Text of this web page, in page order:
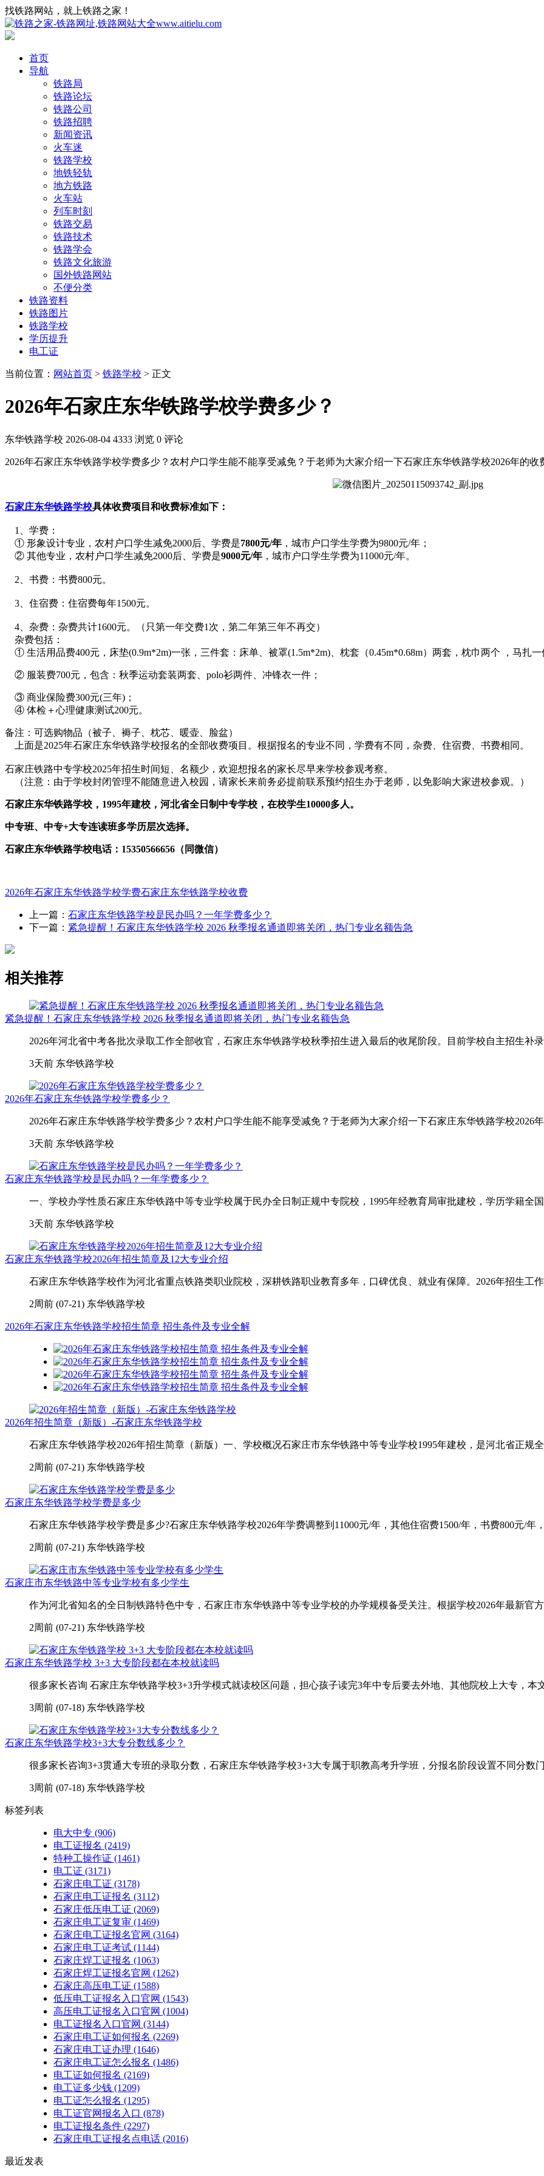
找铁路网站，就上铁路之家！
首页
导航
铁路局
铁路论坛
铁路公司
铁路招聘
新闻资讯
火车迷
铁路学校
地铁轻轨
地方铁路
火车站
列车时刻
铁路交易
铁路技术
铁路学会
铁路文化旅游
国外铁路网站
不便分类
铁路资料
铁路图片
铁路学校
学历提升
电工证
当前位置： 网站首页 > 铁路学校 > 正文
2026年石家庄东华铁路学校学费多少？
东华铁路学校 2026-08-04 4333 浏览 0 评论
2026年石家庄东华铁路学校学费多少？农村户口学生能不能享受减免？于老师为大家介绍一下石家庄东华铁路学校2026年的收
石家庄东华铁路学校具体收费项目和收费标准如下：
1、学费：
① 形象设计专业，农村户口学生减免2000后、学费是7800元/年 ，城市户口学生学费为9800元/年；
② 其他专业，农村户口学生减免2000后、学费是9000元/年 ，城市户口学生学费为11000元/年。
2、书费：书费800元。
3、住宿费：住宿费每年1500元。
4、杂费：杂费共计1600元。（只第一年交费1次，第二年第三年不再交）
杂费包括：
① 生活用品费400元，床垫(0.9m*2m)一张，三件套：床单、被罩(1.5m*2m)、枕套（0.45m*0.68m）两套，枕巾两个 ，马扎
② 服装费700元，包含：秋季运动套装两套、polo衫两件、冲锋衣一件；
③ 商业保险费300元(三年)；
④ 体检＋心理健康测试200元。
备注：可选购物品（被子、褥子、枕芯、暖壶、脸盆）
上面是2025年石家庄东华铁路学校报名的全部收费项目。根据报名的专业不同，学费有不同，杂费、住宿费、书费相同。
石家庄铁路中专学校2025年招生时间短、名额少，欢迎想报名的家长尽早来学校参观考察。
（注意：由于学校封闭管理不能随意进入校园，请家长来前务必提前联系预约招生办于老师，以免影响大家进校参观。）
石家庄东华铁路学校，1995年建校，河北省全日制中专学校，在校学生10000多人。
中专班、中专+大专连读班多学历层次选择。
石家庄东华铁路学校电话：15350566656（同微信）
2026年石家庄东华铁路学校学费石家庄东华铁路学校收费
上一篇： 石家庄东华铁路学校是民办吗？一年学费多少？
下一篇： 紧急提醒！石家庄东华铁路学校 2026 秋季报名通道即将关闭，热门专业名额告急
相关推荐
紧急提醒！石家庄东华铁路学校 2026 秋季报名通道即将关闭，热门专业名额告急
2026年河北省中考各批次录取工作全部收官，石家庄东华铁路学校秋季招生进入最后的收尾阶段。目前学校自主招生补
3天前 东华铁路学校
2026年石家庄东华铁路学校学费多少？
2026年石家庄东华铁路学校学费多少？农村户口学生能不能享受减免？于老师为大家介绍一下石家庄东华铁路学校2026
3天前 东华铁路学校
石家庄东华铁路学校是民办吗？一年学费多少？
一、学校办学性质石家庄东华铁路中等专业学校属于民办全日制正规中专院校，1995年经教育局审批建校，学历学籍全
3天前 东华铁路学校
石家庄东华铁路学校2026年招生简章及12大专业介绍
石家庄东华铁路学校作为河北省重点铁路类职业院校，深耕铁路职业教育多年，口碑优良、就业有保障。2026年招生工
2周前 (07-21) 东华铁路学校
2026年石家庄东华铁路学校招生简章 招生条件及专业全解
2026年招生简章（新版）-石家庄东华铁路学校
石家庄东华铁路学校2026年招生简章（新版）一、学校概况石家庄市东华铁路中等专业学校1995年建校，是河北省正规
2周前 (07-21) 东华铁路学校
石家庄东华铁路学校学费是多少
石家庄东华铁路学校学费是多少?石家庄东华铁路学校2026年学费调整到11000元/年，其他住宿费1500/年，书费800元/年
2周前 (07-21) 东华铁路学校
石家庄市东华铁路中等专业学校有多少学生
作为河北省知名的全日制铁路特色中专，石家庄市东华铁路中等专业学校的办学规模备受关注。根据学校2026年最新官
2周前 (07-21) 东华铁路学校
石家庄东华铁路学校 3+3 大专阶段都在本校就读吗
很多家长咨询 石家庄东华铁路学校3+3升学模式就读校区问题，担心孩子读完3年中专后要去外地、其他院校上大专，本
3周前 (07-18) 东华铁路学校
石家庄东华铁路学校3+3大专分数线多少？
很多家长咨询3+3贯通大专班的录取分数，石家庄东华铁路学校3+3大专属于职教高考升学班，分报名阶段设置不同分数
3周前 (07-18) 东华铁路学校
标签列表
电大中专 (906)
电工证报名 (2419)
特种工操作证 (1461)
电工证 (3171)
石家庄电工证 (3178)
石家庄电工证报名 (3112)
石家庄低压电工证 (2069)
石家庄电工证复审 (1469)
石家庄电工证报名官网 (3164)
石家庄电工证考试 (1144)
石家庄焊工证报名 (1063)
石家庄焊工证报名官网 (1262)
石家庄高压电工证 (1588)
低压电工证报名入口官网 (1543)
高压电工证报名入口官网 (1004)
电工证报名入口官网 (3144)
石家庄电工证如何报名 (2269)
石家庄电工证办理 (1646)
石家庄电工证怎么报名 (1486)
电工证如何报名 (2169)
电工证多少钱 (1209)
电工证怎么报名 (1295)
电工证官网报名入口 (878)
电工证报名条件 (2297)
石家庄电工证报名点电话 (2016)
最近发表